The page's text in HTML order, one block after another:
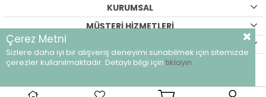
KURUMSAL
MÜŞTERİ HİZMETLERİ
©breeze.com.tr - Tüm hakları saklıdır.
Çerez Metni
Sizlere daha iyi bir alışveriş deneyimi sunabilmek için sitemizde
çerezler kullanılmaktadır. Detaylı bilgi için tıklayın